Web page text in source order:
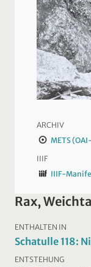
ARCHIV
METS
IIIF
IIIF-
Rax,
ENTHALTEN IN
Schatulle 118:
ENTSTEHUNG